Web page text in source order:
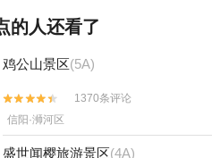
的人还看了
鸡公山景区(5A)


1370条评论
信阳·浉河区
盛世闻樱旅游景区(4A)